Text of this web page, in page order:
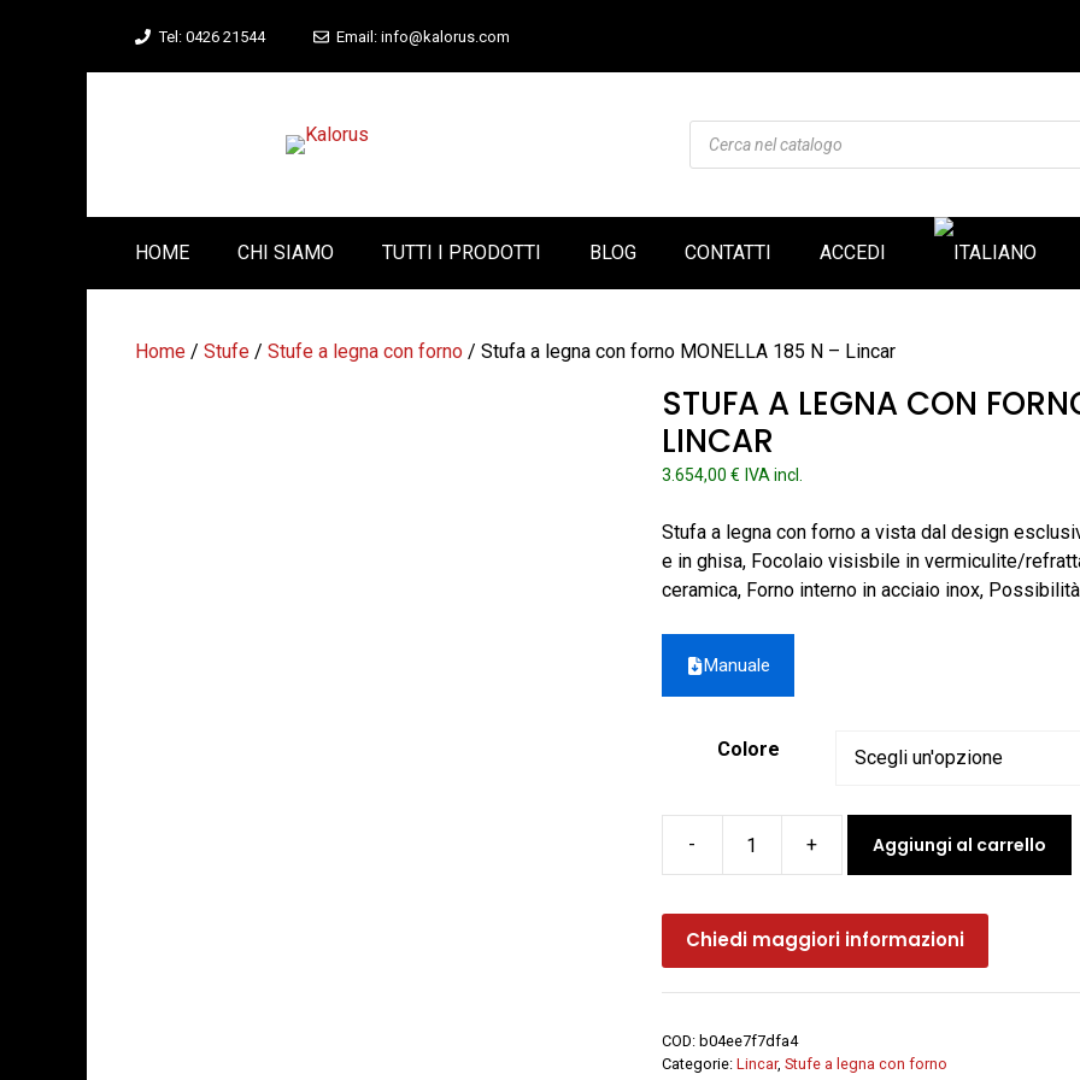
Tel: 0426 21544 Email: info@kalorus.com
Products
search
HOME CHI SIAMO TUTTI I PRODOTTI BLOG CONTATTI ACCEDI
Home / Stufe / Stufe a legna con forno / Stufa a legna con forno MONELLA 185 N – Lincar
STUFA A LEGNA CON
LINCAR
3.654,00 € IVA incl.
Stufa a legna con forno a vista dal design
e in ghisa, Focolaio visisbile in vermiculite/
ceramica, Forno interno in acciaio inox,
Manuale
Colore
legna
con
forno
185
N
Aggiungi al carrello
Chiedi maggiori informazioni
COD: b04ee7f7dfa4
Categorie: Lincar, Stufe a legna con forno